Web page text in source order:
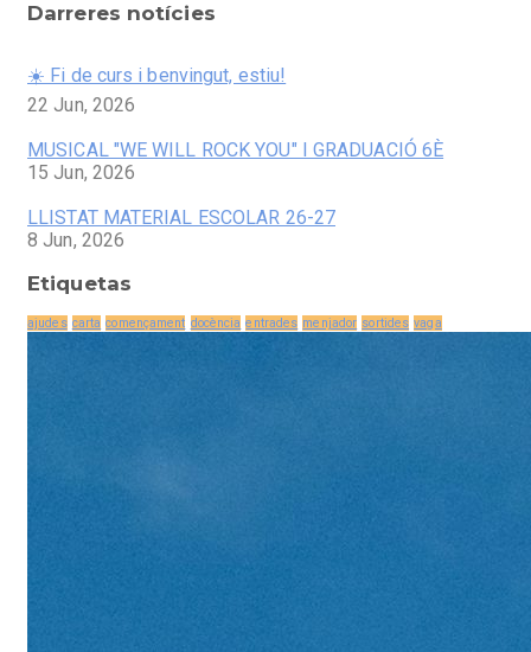
Darreres notícies
☀️ Fi de curs i benvingut, estiu!
22 Jun, 2026
MUSICAL "WE WILL ROCK YOU" I GRADUACIÓ 6È
15 Jun, 2026
LLISTAT MATERIAL ESCOLAR 26-27
8 Jun, 2026
Etiquetas
ajudes carta començament docència entrades menjador sortides vaga